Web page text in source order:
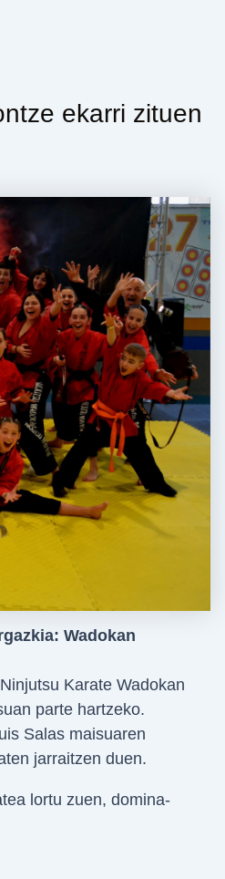
ekarri zituen
Wadokan
Karate Wadokan
parte hartzeko.
Salas maisuaren
jarraitzen duen.
lortu zuen, domina-